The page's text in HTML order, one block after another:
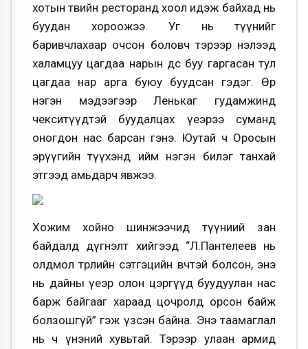
хотын төвийн ресторанд хоол идэж байхад нь
буудан хороожээ. Уг нь түүнийг
баривчлахаар очсон боловч тэрээр нэлээд
халамцуу цагдаа нарын өөдөөс буу гаргасан тул
цагдаа нар арга буюу буудсан гэдэг. Өөр
нэгэн мэдээгээр Ленькаг гудамжинд
чекситүүдтэй буудалцах үеэрээ суманд
оногдон нас барсан гэнэ. Юутай ч Оросын
эрүүгийн түүхэнд ийм нэгэн билэг танхай
этгээд амьдарч явжээ.
Хожим хойно шинжээчид түүниий зан
байдалд дүгнэлт хийгээд “Л.Пантелеев нь
олдмол төрлийн сэтгэцийн өвчтэй болсон, энэ
нь дайны үеэр олон цэргүүд буудуулан нас
барж байгааг хараад цочролд орсон байж
болзошгүй” гэж үзсэн байна. Энэ таамаглал
нь ч үнэний хувьтай. Тэрээр улаан армид